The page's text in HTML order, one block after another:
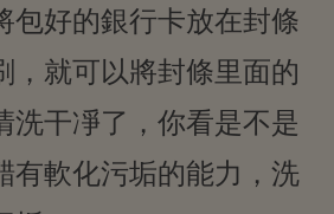
包好的銀行卡放在封條
，就可以將封條里面的
洗干凈了，你看是不是
有軟化污垢的能力，洗